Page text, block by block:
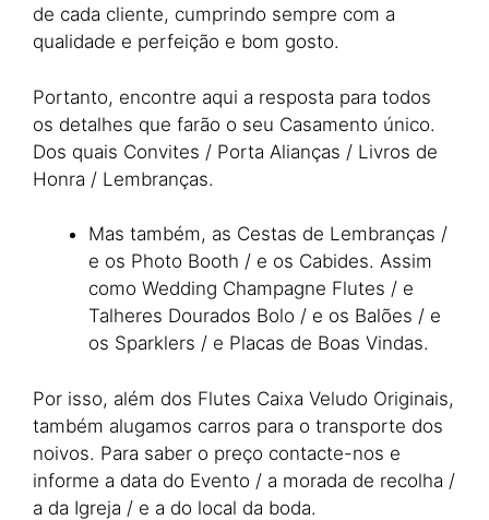
de cada cliente, cumprindo sempre com a
qualidade e perfeição e bom gosto.
Portanto, encontre aqui a resposta para todos
os detalhes que farão o seu Casamento único.
Dos quais Convites / Porta Alianças / Livros de
Honra / Lembranças.
Mas também, as Cestas de Lembranças /
e os Photo Booth / e os Cabides. Assim
como Wedding Champagne Flutes / e
Talheres Dourados Bolo / e os Balões / e
os Sparklers / e Placas de Boas Vindas.
Por isso, além dos Flutes Caixa Veludo Originais,
também alugamos carros para o transporte dos
noivos. Para saber o preço contacte-nos e
informe a data do Evento / a morada de recolha /
a da Igreja / e a do local da boda.